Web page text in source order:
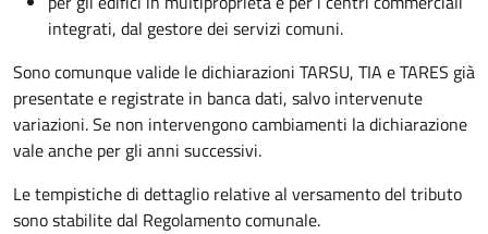
integrati, dal gestore dei servizi comuni.
Sono comunque valide le dichiarazioni TARSU, TIA e TARES già
presentate e registrate in banca dati, salvo intervenute
variazioni. Se non intervengono cambiamenti la dichiarazione
vale anche per gli anni successivi.
Le tempistiche di dettaglio relative al versamento del tributo
sono stabilite dal Regolamento comunale.